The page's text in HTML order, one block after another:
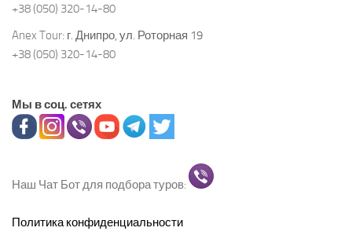
+38 (050) 320-14-80
Anex Tour: г. Днипро, ул. Роторная 19
+38 (050) 320-14-80
Мы в соц. сетях
Наш Чат Бот для подбора туров:
Политика конфиденциальности